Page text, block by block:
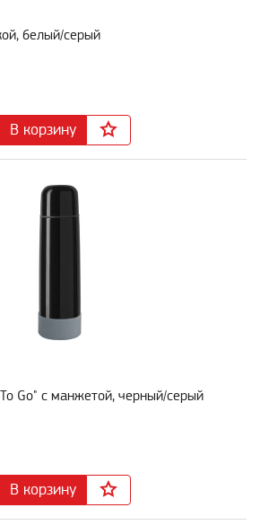
белый/серый
В корзину
Go" с манжетой, черный/серый
В корзину